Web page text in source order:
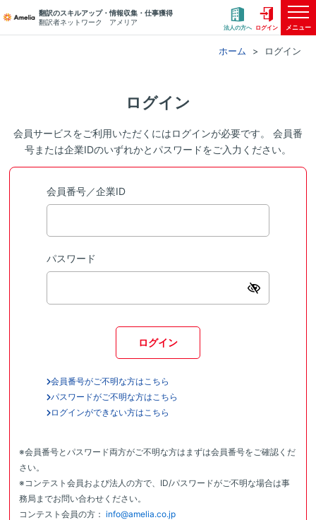
翻訳のスキルアップ・情報収集・仕事獲得
翻訳者ネットワーク アメリア
法人の方へ ログイン メニュー
ホーム ログイン
ログイン
会員サービスをご利用いただくにはログインが必要です。 会員番
号または企業IDのいずれかとパスワードをご入力ください。
会員番号／企業ID
パスワード
ログイン
会員番号がご不明な方はこちら
パスワードがご不明な方はこちら
ログインができない方はこちら
※会員番号とパスワード両方がご不明な方はまずは会員番号をご確認くだ
さい。
※コンテスト会員および法人の方で、ID/パスワードがご不明な場合は事
務局までお問い合わせください。
コンテスト会員の方： info@amelia.co.jp